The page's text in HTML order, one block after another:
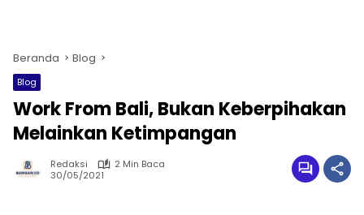
Beranda Blog
Blog
Work From Bali, Bukan Keberpihakan
Melainkan Ketimpangan
Redaksi
2 Min Baca
30/05/2021